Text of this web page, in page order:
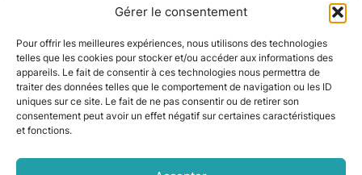
Gérer le consentement
Pour offrir les meilleures expériences, nous utilisons des technologies
telles que les cookies pour stocker et/ou accéder aux informations des
appareils. Le fait de consentir à ces technologies nous permettra de
traiter des données telles que le comportement de navigation ou les ID
uniques sur ce site. Le fait de ne pas consentir ou de retirer son
consentement peut avoir un effet négatif sur certaines caractéristiques
et fonctions.